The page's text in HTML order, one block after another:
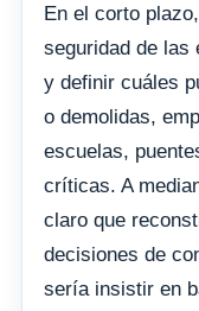
En el corto
seguridad de las
y definir cuáles
o demolidas,
escuelas,
críticas. A
claro que
decisiones de
sería insistir en